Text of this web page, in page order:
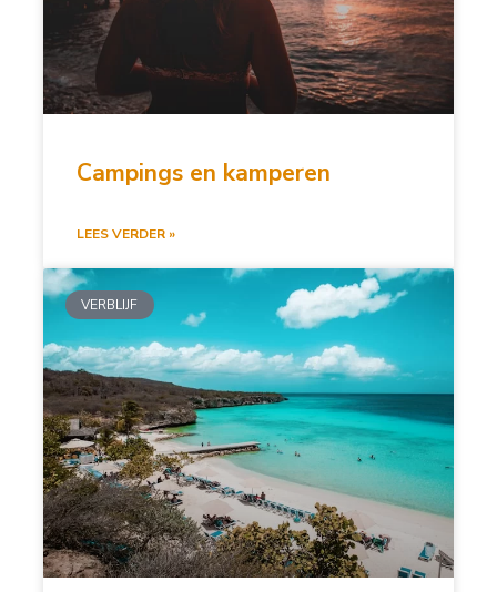
Campings en kamperen
LEES VERDER »
VERBLIJF